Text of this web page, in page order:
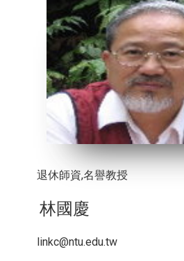
退休師資,名譽教授
林國慶
linkc@ntu.edu.tw